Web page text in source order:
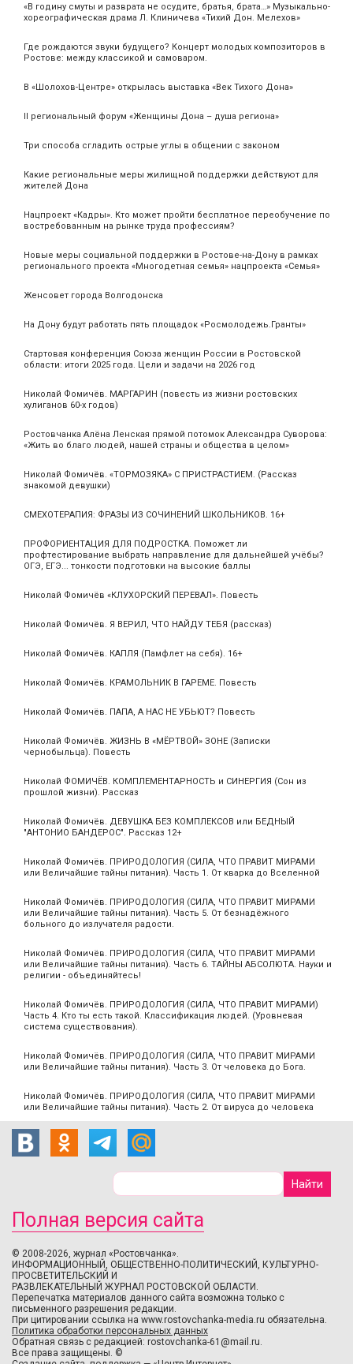
«В годину смуты и разврата не осудите, братья, брата…» Музыкально-
хореографическая драма Л. Клиничева «Тихий Дон. Мелехов»
Где рождаются звуки будущего? Концерт молодых композиторов в
Ростове: между классикой и самоваром.
В «Шолохов-Центре» открылась выставка «Век Тихого Дона»
II региональный форум «Женщины Дона – душа региона»
Три способа сгладить острые углы в общении с законом
Какие региональные меры жилищной поддержки действуют для
жителей Дона
Нацпроект «Кадры». Кто может пройти бесплатное переобучение по
востребованным на рынке труда профессиям?
Новые меры социальной поддержки в Ростове-на-Дону в рамках
регионального проекта «Многодетная семья» нацпроекта «Семья»
Женсовет города Волгодонска
На Дону будут работать пять площадок «Росмолодежь.Гранты»
Стартовая конференция Союза женщин России в Ростовской
области: итоги 2025 года. Цели и задачи на 2026 год
Николай Фомичёв. МАРГАРИН (повесть из жизни ростовских
хулиганов 60-х годов)
Ростовчанка Алёна Ленская прямой потомок Александра Суворова:
«Жить во благо людей, нашей страны и общества в целом»
Николай Фомичёв. «ТОРМОЗЯКА» С ПРИСТРАСТИЕМ. (Рассказ
знакомой девушки)
СМЕХОТЕРАПИЯ: ФРАЗЫ ИЗ СОЧИНЕНИЙ ШКОЛЬНИКОВ. 16+
ПРОФОРИЕНТАЦИЯ ДЛЯ ПОДРОСТКА. Поможет ли
профтестирование выбрать направление для дальнейшей учёбы?
ОГЭ, ЕГЭ... тонкости подготовки на высокие баллы
Николай Фомичёв «КЛУХОРСКИЙ ПЕРЕВАЛ». Повесть
Николай Фомичёв. Я ВЕРИЛ, ЧТО НАЙДУ ТЕБЯ (рассказ)
Николай Фомичёв. КАПЛЯ (Памфлет на себя). 16+
Николай Фомичёв. КРАМОЛЬНИК В ГАРЕМЕ. Повесть
Николай Фомичёв. ПАПА, А НАС НЕ УБЬЮТ? Повесть
Николай Фомичёв. ЖИЗНЬ В «МЁРТВОЙ» ЗОНЕ (Записки
чернобыльца). Повесть
Николай ФОМИЧЁВ. КОМПЛЕМЕНТАРНОСТЬ и СИНЕРГИЯ (Сон из
прошлой жизни). Рассказ
Николай Фомичёв. ДЕВУШКА БЕЗ КОМПЛЕКСОВ или БЕДНЫЙ
"АНТОНИО БАНДЕРОС". Рассказ 12+
Николай Фомичёв. ПРИРОДОЛОГИЯ (СИЛА, ЧТО ПРАВИТ МИРАМИ
или Величайшие тайны питания). Часть 1. От кварка до Вселенной
Николай Фомичёв. ПРИРОДОЛОГИЯ (СИЛА, ЧТО ПРАВИТ МИРАМИ
или Величайшие тайны питания). Часть 5. От безнадёжного
больного до излучателя радости.
Николай Фомичёв. ПРИРОДОЛОГИЯ (СИЛА, ЧТО ПРАВИТ МИРАМИ
или Величайшие тайны питания). Часть 6. ТАЙНЫ АБСОЛЮТА. Науки и
религии - объединяйтесь!
Николай Фомичёв. ПРИРОДОЛОГИЯ (СИЛА, ЧТО ПРАВИТ МИРАМИ)
Часть 4. Кто ты есть такой. Классификация людей. (Уровневая
система существования).
Николай Фомичёв. ПРИРОДОЛОГИЯ (СИЛА, ЧТО ПРАВИТ МИРАМИ
или Величайшие тайны питания). Часть 3. От человека до Бога.
Николай Фомичёв. ПРИРОДОЛОГИЯ (СИЛА, ЧТО ПРАВИТ МИРАМИ
или Величайшие тайны питания). Часть 2. От вируса до человека
Полная версия сайта
© 2008-2026, журнал «Ростовчанка».
ИНФОРМАЦИОННЫЙ, ОБЩЕСТВЕННО-ПОЛИТИЧЕСКИЙ, КУЛЬТУРНО-
ПРОСВЕТИТЕЛЬСКИЙ И
РАЗВЛЕКАТЕЛЬНЫЙ ЖУРНАЛ РОСТОВСКОЙ ОБЛАСТИ.
Перепечатка материалов данного сайта возможна только с
письменного разрешения редакции.
При цитировании ссылка на www.rostovchanka-media.ru обязательна.
Политика обработки персональных данных
Обратная связь с редакцией: rostovchanka-61@mail.ru
Все права защищены. ©